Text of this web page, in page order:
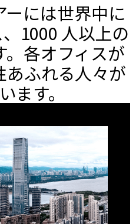
ト
ト
ソフト
ーには世界中に
1000 人以上の
各オフィスが
あふれる人々が
ます。